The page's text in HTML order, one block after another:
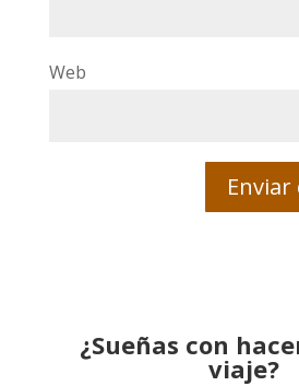
Web
¿Sueñas con
viaje?